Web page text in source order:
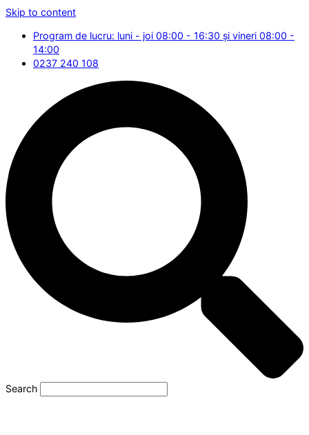
Skip to content
Program de lucru: luni - joi 08:00 - 16:30 și vineri 08:00 -
14:00
0237 240 108
Search